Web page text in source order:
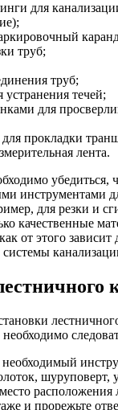
для
труб;
труб;
устранения течей;
для
прокладки
лента.
убедиться,
инструментами
для резки и
качественные
от этого зависит
необходимый
шуруповерт,
расположения
и прорежьте